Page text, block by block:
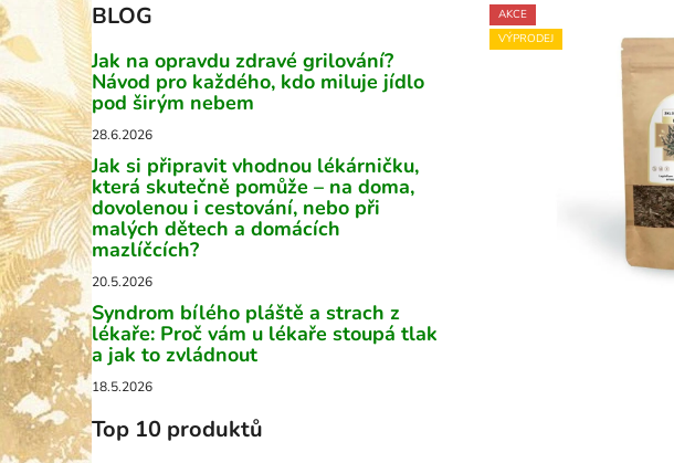
o
s
t
r
a
n
n
í
p
a
n
e
l
BLOG
Jak na opravdu zdravé grilování?
Návod pro každého, kdo miluje jídlo
pod širým nebem
28.6.2026
Jak si připravit vhodnou lékárničku,
která skutečně pomůže – na doma,
dovolenou i cestování, nebo při
malých dětech a domácích
mazlíčcích?
20.5.2026
Syndrom bílého pláště a strach z
lékaře: Proč vám u lékaře stoupá tlak
a jak to zvládnout
18.5.2026
Top 10 produktů
AKCE
VÝPRODEJ